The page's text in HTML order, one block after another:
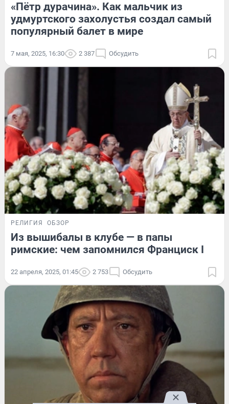
«Пётр дурачина». Как мальчик из
удмуртского захолустья создал самый
популярный балет в мире
7 мая, 2025, 16:30 2 387 Обсудить
РЕЛИГИЯ ОБЗОР
Из вышибалы в клубе — в папы
римские: чем запомнился Франциск I
22 апреля, 2025, 01:45 2 753 Обсудить